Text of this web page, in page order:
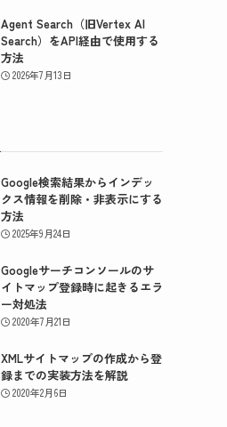
Agent Search（旧Vertex AI
Search）をAPI経由で使用する
方法
2026年7月13日
Google検索結果からインデッ
クス情報を削除・非表示にする
方法
2025年9月24日
Googleサーチコンソールのサ
イトマップ登録時に起きるエラ
ー対処法
2020年7月21日
XMLサイトマップの作成から登
録までの実装方法を解説
2020年2月6日